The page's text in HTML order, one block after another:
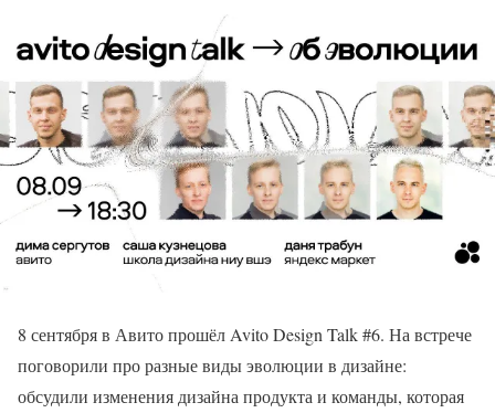
8 сентября в Авито прошёл Avito Design Talk #6. На встрече
поговорили про разные виды эволюции в дизайне:
обсудили изменения дизайна продукта и команды, которая